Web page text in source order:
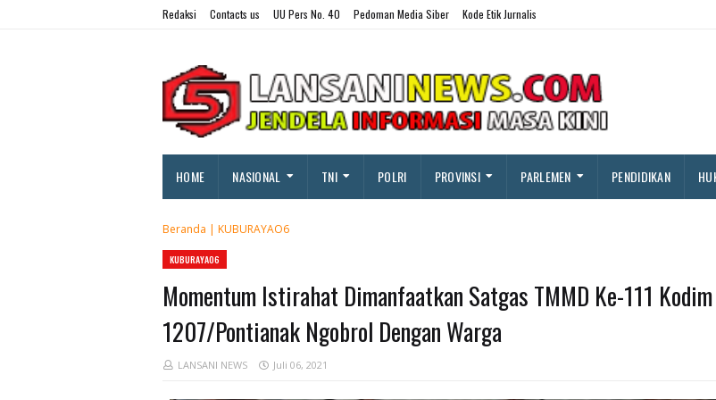
Redaksi Contacts us UU Pers No. 40 Pedoman Media Siber Kode Etik Jurnalis
HOME NASIONAL TNI POLRI PROVINSI PARLEMEN PENDIDIKAN
Beranda | KUBURAYAO6
KUBURAYAO6
Momentum Istirahat Dimanfaatkan Satgas TMMD Ke-111 Kodim
1207/Pontianak Ngobrol Dengan Warga
LANSANI NEWS Juli 06, 2021